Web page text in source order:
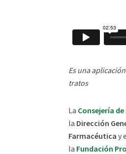
Es una
tratos
La Consejería
la Dirección
Farmacéutica y
la Fundación